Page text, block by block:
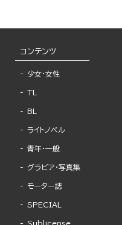
コンテンツ
少女・女性
TL
BL
ライトノベル
青年・一般
グラビア・写真集
モーター誌
SPECIAL
Sublicense